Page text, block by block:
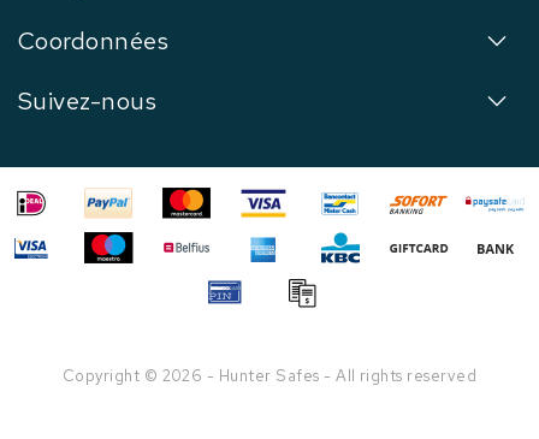
Coordonnées
Suivez-nous
Copyright © 2026 - Hunter Safes - All rights reserved